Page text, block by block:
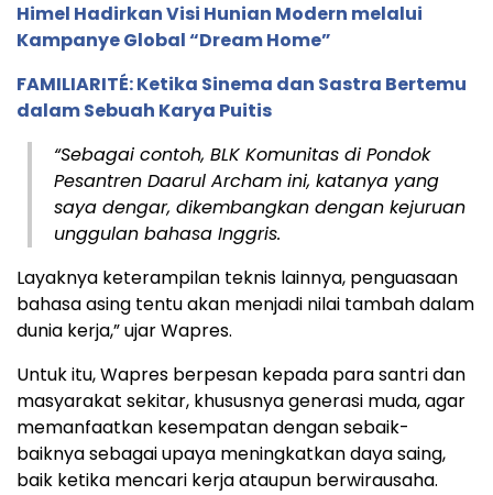
Himel Hadirkan Visi Hunian Modern melalui
Kampanye Global “Dream Home”
FAMILIARITÉ: Ketika Sinema dan Sastra Bertemu
dalam Sebuah Karya Puitis
“Sebagai contoh, BLK Komunitas di Pondok
Pesantren Daarul Archam ini, katanya yang
saya dengar, dikembangkan dengan kejuruan
unggulan bahasa Inggris.
Layaknya keterampilan teknis lainnya, penguasaan
bahasa asing tentu akan menjadi nilai tambah dalam
dunia kerja,” ujar Wapres.
Untuk itu, Wapres berpesan kepada para santri dan
masyarakat sekitar, khususnya generasi muda, agar
memanfaatkan kesempatan dengan sebaik-
baiknya sebagai upaya meningkatkan daya saing,
baik ketika mencari kerja ataupun berwirausaha.